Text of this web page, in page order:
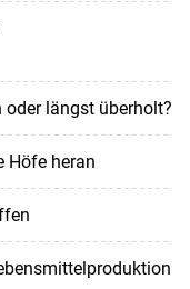
längst überholt?
Höfe heran